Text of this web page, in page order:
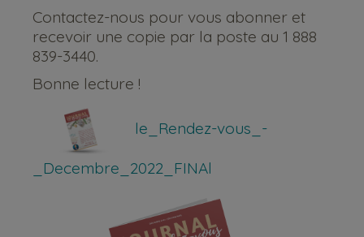
Contactez-nous pour vous abonner et
recevoir une copie par la poste au 1 888
839-3440.
Bonne lecture !
le_Rendez-vous_-
_Decembre_2022_FINAl